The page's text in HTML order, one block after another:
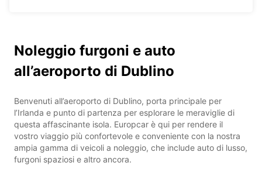
Noleggio furgoni e auto
all’aeroporto di Dublino
Benvenuti all’aeroporto di Dublino, porta principale per
l’Irlanda e punto di partenza per esplorare le meraviglie di
questa affascinante isola. Europcar è qui per rendere il
vostro viaggio più confortevole e conveniente con la nostra
ampia gamma di veicoli a noleggio, che include auto di lusso,
furgoni spaziosi e altro ancora.